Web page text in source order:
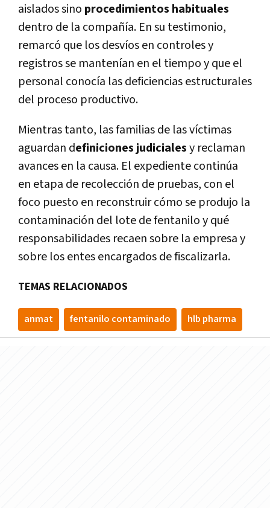
aislados sino procedimientos habituales
dentro de la compañía. En su testimonio,
remarcó que los desvíos en controles y
registros se mantenían en el tiempo y que el
personal conocía las deficiencias estructurales
del proceso productivo.
Mientras tanto, las familias de las víctimas
aguardan definiciones judicialesy reclaman
avances en la causa. El expediente continúa
en etapa de recolección de pruebas, con el
foco puesto en reconstruir cómo se produjo la
contaminación del lote de fentanilo y qué
responsabilidades recaen sobre la empresa y
sobre los entes encargados de fiscalizarla.
TEMAS RELACIONADOS
anmat fentanilo contaminado hlb pharma